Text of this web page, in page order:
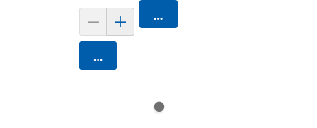
카트에 담기
카트에 담기